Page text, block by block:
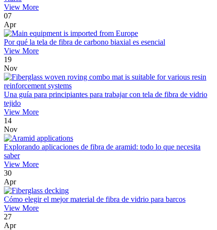
View More
07
Apr
Por qué la tela de fibra de carbono biaxial es esencial
View More
19
Nov
Una guía para principiantes para trabajar con tela de fibra de vidrio
tejido
View More
14
Nov
Explorando aplicaciones de fibra de aramid: todo lo que necesita
saber
View More
30
Apr
Cómo elegir el mejor material de fibra de vidrio para barcos
View More
27
Apr